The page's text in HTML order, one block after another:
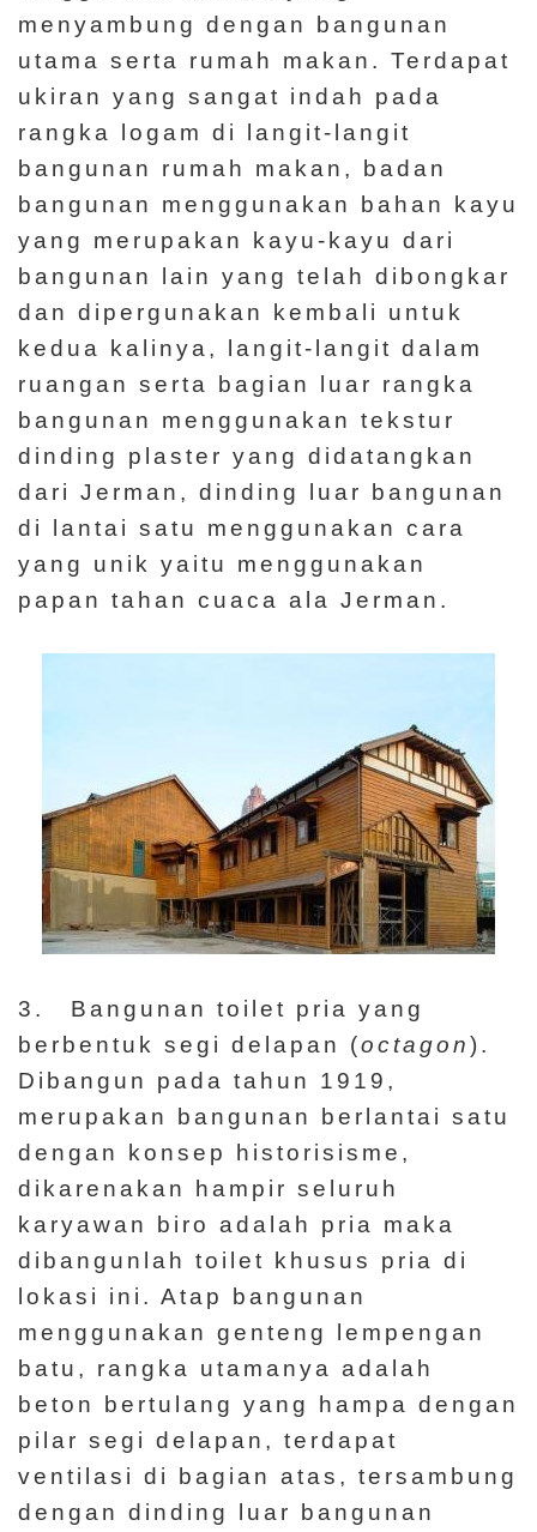
menyambung dengan bangunan
utama serta rumah makan. Terdapat
ukiran yang sangat indah pada
rangka logam di langit-langit
bangunan rumah makan, badan
bangunan menggunakan bahan kayu
yang merupakan kayu-kayu dari
bangunan lain yang telah dibongkar
dan dipergunakan kembali untuk
kedua kalinya, langit-langit dalam
ruangan serta bagian luar rangka
bangunan menggunakan tekstur
dinding plaster yang didatangkan
dari Jerman, dinding luar bangunan
di lantai satu menggunakan cara
yang unik yaitu menggunakan
papan tahan cuaca ala Jerman.
3. Bangunan toilet pria yang
berbentuk segi delapan (octagon).
Dibangun pada tahun 1919,
merupakan bangunan berlantai satu
dengan konsep historisisme,
dikarenakan hampir seluruh
karyawan biro adalah pria maka
dibangunlah toilet khusus pria di
lokasi ini. Atap bangunan
menggunakan genteng lempengan
batu, rangka utamanya adalah
beton bertulang yang hampa dengan
pilar segi delapan, terdapat
ventilasi di bagian atas, tersambung
dengan dinding luar bangunan